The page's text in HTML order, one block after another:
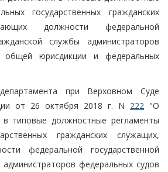
государственных гражданских
должности федеральной
службы администраторов
общей юрисдикции и федеральных
при Верховном Суде
от 26 октября 2018 г. N 222 "О
в типовые должностные регламенты
гражданских служащих,
федеральной государственной
федеральных судов